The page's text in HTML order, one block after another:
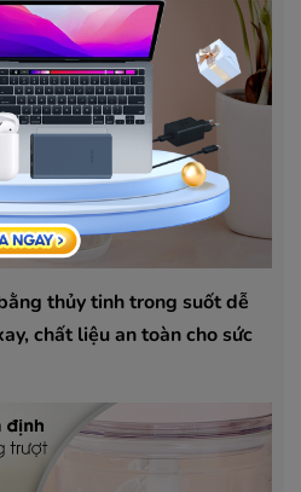
thủy tinh trong suốt dễ
chất liệu an toàn cho sức